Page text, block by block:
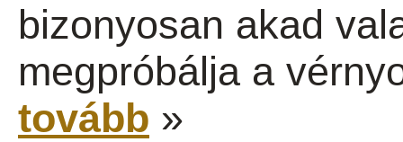
bizonyosan akad
megpróbálja a
tovább »